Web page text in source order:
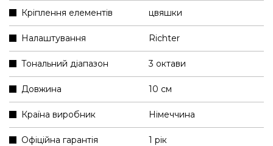
Кріплення елементів цвяшки
Налаштування Richter
Тональний діапазон 3 октави
Довжина 10 см
Країна виробник Німеччина
Офіційна гарантія 1 рік